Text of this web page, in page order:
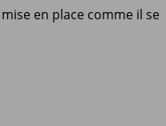
en place comme il se